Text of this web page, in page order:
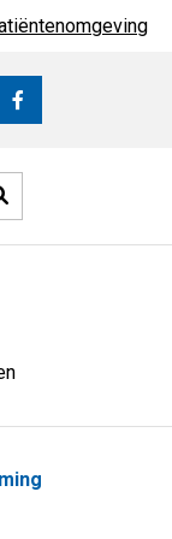
Bezoek
facebook
Zoeken